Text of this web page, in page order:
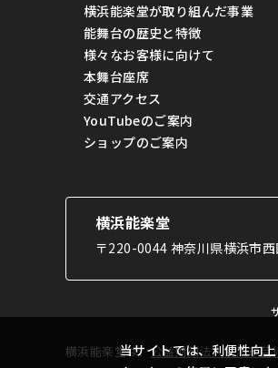
当サイトでは、利便性向
横浜能楽堂が取り組んだ事業
能舞台の歴史と特徴
様々なお客様に向けて
本舞台座席
交通アクセス
YouTubeのご案内
ショップのご案内
横浜能楽堂
〒220-0044 神奈川県横浜市
横浜能楽堂は、公益財団法人横浜市芸